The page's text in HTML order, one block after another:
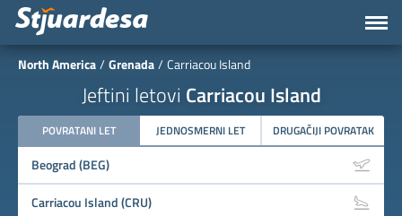
North America Grenada Carriacou Island
Jeftini letovi Carriacou Island
POVRATANI LET JEDNOSMERNI LET DRUGAČIJI POVRATAK